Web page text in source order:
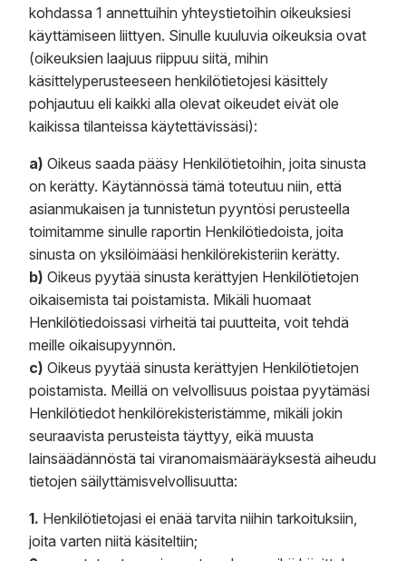
kohdassa 1 annettuihin yhteystietoihin oikeuksiesi
käyttämiseen liittyen. Sinulle kuuluvia oikeuksia ovat
(oikeuksien laajuus riippuu siitä, mihin
käsittelyperusteeseen henkilötietojesi käsittely
pohjautuu eli kaikki alla olevat oikeudet eivät ole
kaikissa tilanteissa käytettävissäsi):
a) Oikeus saada pääsy Henkilötietoihin, joita sinusta
on kerätty. Käytännössä tämä toteutuu niin, että
asianmukaisen ja tunnistetun pyyntösi perusteella
toimitamme sinulle raportin Henkilötiedoista, joita
sinusta on yksilöimääsi henkilörekisteriin kerätty.
b) Oikeus pyytää sinusta kerättyjen Henkilötietojen
oikaisemista tai poistamista. Mikäli huomaat
Henkilötiedoissasi virheitä tai puutteita, voit tehdä
meille oikaisupyynnön.
c) Oikeus pyytää sinusta kerättyjen Henkilötietojen
poistamista. Meillä on velvollisuus poistaa pyytämäsi
Henkilötiedot henkilörekisteristämme, mikäli jokin
seuraavista perusteista täyttyy, eikä muusta
lainsäädännöstä tai viranomaismääräyksestä aiheudu
tietojen säilyttämisvelvollisuutta:
1. Henkilötietojasi ei enää tarvita niihin tarkoituksiin,
joita varten niitä käsiteltiin;